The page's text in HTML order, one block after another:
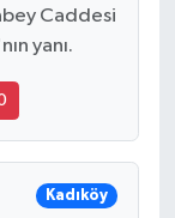
Caddesi
yanı.
Kadıköy